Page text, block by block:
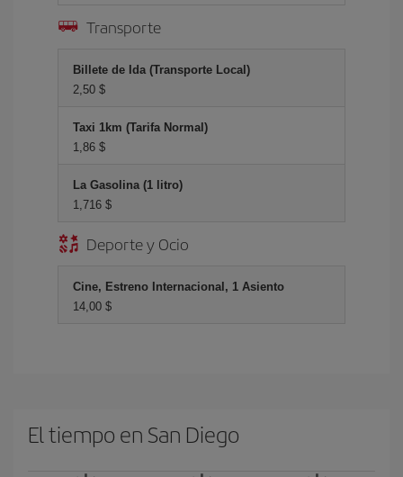
Transporte
Billete de Ida (Transporte Local)
2,50 $
Taxi 1km (Tarifa Normal)
1,86 $
La Gasolina (1 litro)
1,716 $
Deporte y Ocio
Cine, Estreno Internacional, 1 Asiento
14,00 $
El tiempo en San Diego